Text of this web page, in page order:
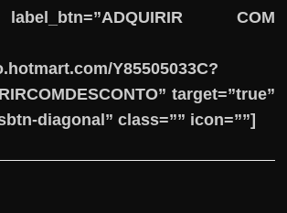
COM
Y85505033C?
target=”true”
diagonal” class=”” icon=””]